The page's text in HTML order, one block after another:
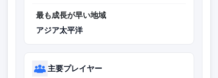
最も成長が早い地域
アジア太平洋
主要プレイヤー